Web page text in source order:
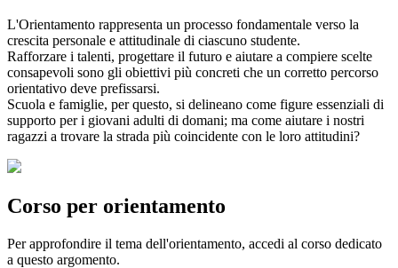
L'Orientamento rappresenta un processo fondamentale verso la
crescita personale e attitudinale di ciascuno studente.
Rafforzare i talenti, progettare il futuro e aiutare a compiere scelte
consapevoli sono gli obiettivi più concreti che un corretto percorso
orientativo deve prefissarsi.
Scuola e famiglie, per questo, si delineano come figure essenziali di
supporto per i giovani adulti di domani; ma come aiutare i nostri
ragazzi a trovare la strada più coincidente con le loro attitudini?
Corso per orientamento
Per approfondire il tema dell'orientamento, accedi al corso dedicato
a questo argomento.